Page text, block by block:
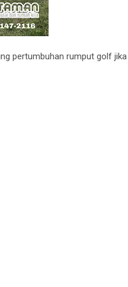
pertumbuhan rumput golf